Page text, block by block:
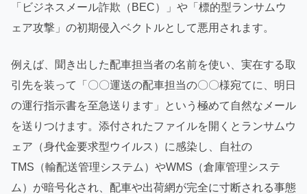
「ビジネスメール詐欺（BEC）」や「標的型ランサムウ
ェア攻撃」の初期侵入ベクトルとして悪用されます。
例えば、聞き出した配車担当者の名前を使い、実在する取
引先を装って「〇〇運送の配車担当の〇〇様宛てに、明日
の運行指示書を至急送ります」という極めて自然なメール
を送りつけます。添付されたファイルを開くとランサムウ
ェア（身代金要求型ウイルス）に感染し、自社の
TMS（輸配送管理システム）やWMS（倉庫管理システ
ム）が暗号化され、配車や出荷網が完全に寸断される事態